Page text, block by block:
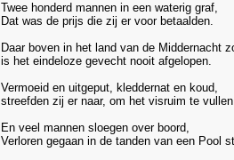
Twee honderd mannen in een waterig graf,
Dat was de prijs die zij er voor betaalden.
Daar boven in het land van de Middernacht
is het eindeloze gevecht nooit afgelopen.
Vermoeid en uitgeput, kleddernat en koud,
streefden zij er naar, om het visruim te
En veel mannen sloegen over boord,
Verloren gegaan in de tanden van een Pool